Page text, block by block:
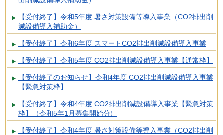
【受付終了】令和5年度 暑さ対策設備等導入事業（CO2排出削
減設備導入補助金）
【受付終了】令和6年度 スマートCO2排出削減設備導入事業
【受付終了】令和5年度 CO2排出削減設備導入事業【通常枠】
【受付終了のお知らせ】令和4年度 CO2排出削減設備導入事業
【緊急対策枠】
【受付終了】令和4年度 CO2排出削減設備導入事業【緊急対策
枠】（令和5年1月募集開始分）
【受付終了】令和4年度 暑さ対策設備等導入事業（CO2排出削